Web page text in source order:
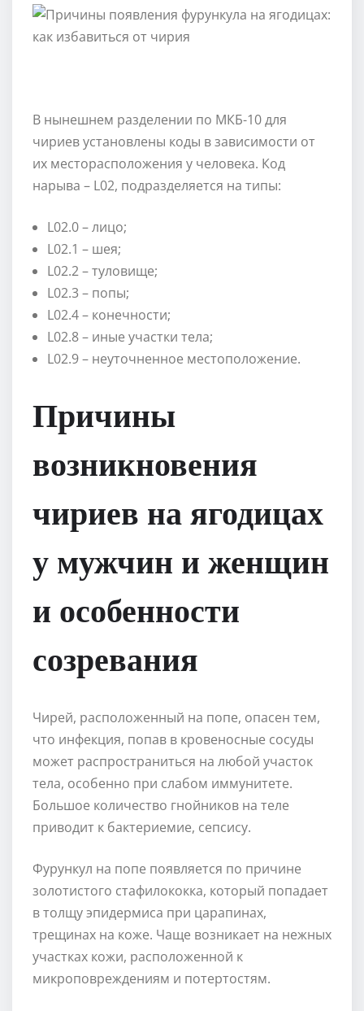
В нынешнем разделении по МКБ-10 для
чириев установлены коды в зависимости от
их месторасположения у человека. Код
нарыва – L02, подразделяется на типы:
L02.0 – лицо;
L02.1 – шея;
L02.2 – туловище;
L02.3 – попы;
L02.4 – конечности;
L02.8 – иные участки тела;
L02.9 – неуточненное местоположение.
Причины
возникновения
чириев на ягодицах
у мужчин и женщин
и особенности
созревания
Чирей, расположенный на попе, опасен тем,
что инфекция, попав в кровеносные сосуды
может распространиться на любой участок
тела, особенно при слабом иммунитете.
Большое количество гнойников на теле
приводит к бактериемие, сепсису.
Фурункул на попе появляется по причине
золотистого стафилококка, который попадает
в толщу эпидермиса при царапинах,
трещинах на коже. Чаще возникает на нежных
участках кожи, расположенной к
микроповреждениям и потертостям.